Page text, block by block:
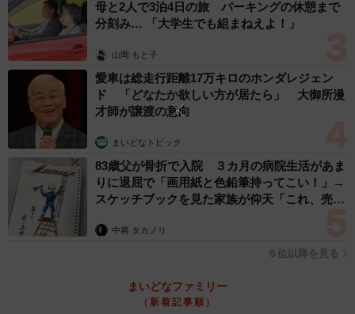
母と2人で3泊4日の旅 パーキングの休憩まで
分刻み… 「大学生でも組まねえよ！」
山岡 もと子
愛車は総走行距離17万キロのホンダレジェン
ド 「どなたか欲しい方が居たら」 大御所漫
才師が譲渡の意向
まいどなトピック
83歳父が骨折で入院 ３カ月の病院生活があま
りに退屈で「画用紙と色鉛筆持ってこい！」→
スケッチブックを見た家族が仰天「これ、売れ
中将 タカノリ
６位以降を見る
まいどなファミリー
（新着記事順）